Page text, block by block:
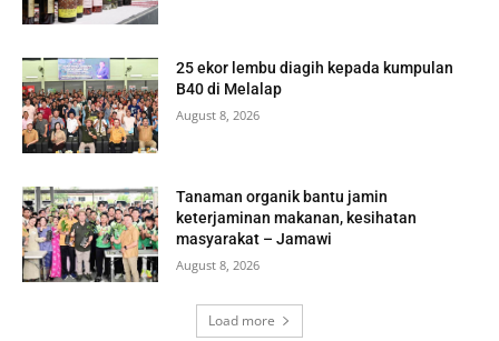
25 ekor lembu diagih kepada kumpulan
B40 di Melalap
August 8, 2026
Tanaman organik bantu jamin
keterjaminan makanan, kesihatan
masyarakat – Jamawi
August 8, 2026
Load more